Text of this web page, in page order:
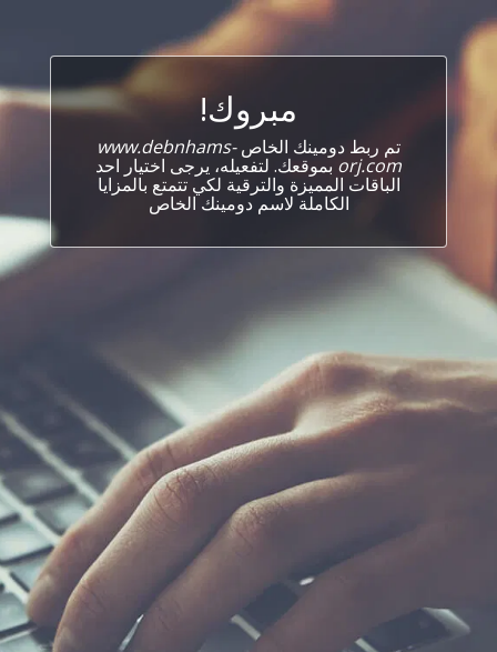
مبروك!
تم ربط دومينك الخاصwww.debnhams-
orj.com بموقعك. لتفعيله، يرجى اختيار احد
الباقات المميزة والترقية لكي تتمتع بالمزايا
الكاملة لاسم دومينك الخاص